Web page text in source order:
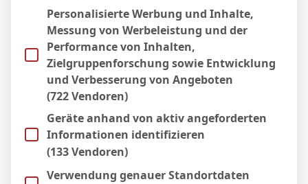
Auch im ganz hohen Norden gab es Jubel:
der Hamburg Eimsbütteler Ballspiel Club
bekommt Borussia Dortmund zu Besuch.
Im Norden unter sich bleiben der
Lüneburger SK Hansa gegen Werder
Bremen sowie der SV Hemelingen gegen
Hannover 96. Die weiteste Reise muss
Holstein Kiel antreten. Der Zweitligist tritt
zum Pokalstart beim fast 900 Kilometer
Personalisierte Werbung und Inhalte,
Messung von Werbeleistung und der
Performance von Inhalten,
Zielgruppenforschung sowie Entwicklung
und Verbesserung von Angeboten
(722 Vendoren)
Geräte anhand von aktiv angeforderten
Informationen identifizieren
(133 Vendoren)
Verwendung genauer Standortdaten